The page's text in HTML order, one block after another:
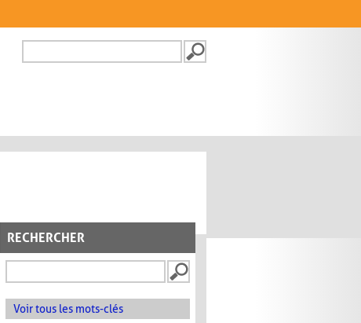
FORMULAIRE DE
RECHERCHER
Voir tous les mots-clés